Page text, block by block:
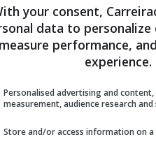
como Nigéria e África do
de renegociar, avalie o
eficaz para ajustar as
desfavoráveis.
your consent,
data to
measure performance,
experience.
Personalised advertising and
measurement, audience research
Store and/or access information on a